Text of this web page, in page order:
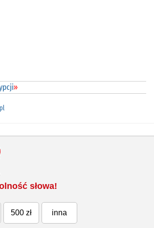
»
słowa!
500 zł inna